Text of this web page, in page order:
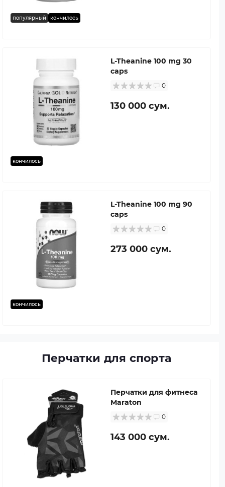
популярный кончилось
кончилось
L-Theanine 100 mg 30
caps
0
130 000 сум.
кончилось
L-Theanine 100 mg 90
caps
0
273 000 сум.
Перчатки для спорта
Перчатки для фитнеса
Maraton
0
143 000 сум.